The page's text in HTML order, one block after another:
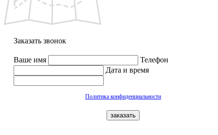
Заказать звонок
Ваше имя
Телефон
Дата и время
Политика конфиденциальности
заказать